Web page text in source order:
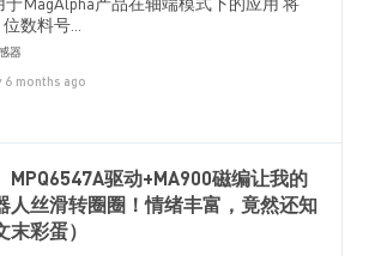
于MagAlpha产品在轴端模式下的应用 将
位数料号...
器
6 months ago
MPQ6547A驱动+MA900磁编让我的
人丝滑转圈圈！情绪丰富，竟然还知
末彩蛋）